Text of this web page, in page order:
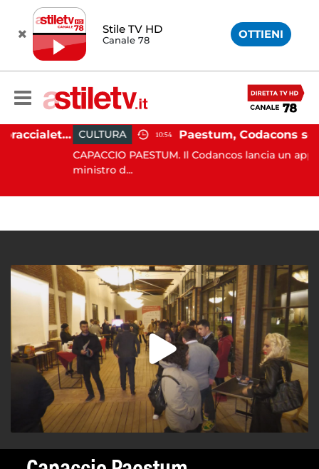
Stile TV HD
Canale 78 OTTIENI
Martina Carbonaro, braccialetto elettronico per i genitori della 14enne uccisa dall'ex CULTURA 10:54
CAPACCIO PAESTUM. Il Codancos lancia un appello al
ministro d...